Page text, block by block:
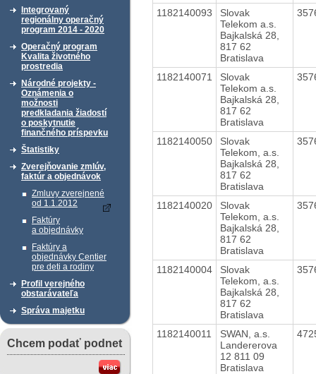
Integrovaný
regionálny operačný
program 2014 - 2020
Operačný program
Kvalita životného
prostredia
Národné projekty -
Oznámenia o
možnosti
predkladania žiadostí
o poskytnutie
finančného príspevku
Štatistiky
Zverejňovanie zmlúv,
faktúr a objednávok
Zmluvy zverejnené
od 1.1.2012
Faktúry
a objednávky
Faktúry a
objednávky Centier
pre deti a rodiny
Profil verejného
obstarávateľa
Správa majetku
Chcem podať podnet
1182140093
Slovak
Telekom a.s.
Bajkalská 28,
817 62
Bratislava
1182140071
Slovak
Telekom a.s.
Bajkalská 28,
817 62
Bratislava
1182140050
Slovak
Telekom, a.s.
Bajkalská 28,
817 62
Bratislava
1182140020
Slovak
Telekom, a.s.
Bajkalská 28,
817 62
Bratislava
1182140004
Slovak
Telekom, a.s.
Bajkalská 28,
817 62
Bratislava
1182140011
SWAN, a.s.
Landererova
12 811 09
Bratislava